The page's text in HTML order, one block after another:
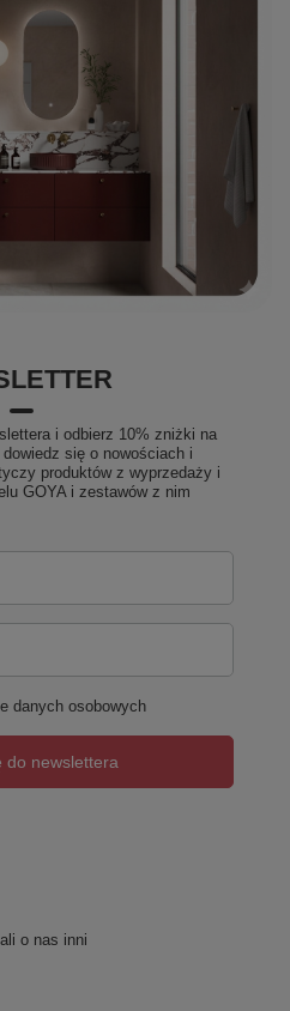
ISO 9001:2015 oraz
jakość POLIMAT!
i odbierz 10% zniżki na
się o nowościach i
produktów z wyprzedaży i
GOYA i zestawów z nim
danych osobowych
do newslettera
o nas inni